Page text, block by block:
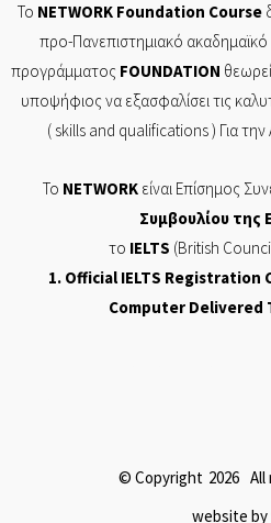
Το NETWORK Foundation Course
προ-Πανεπιστημιακό
προγράμματος FOUNDATION
υποψήφιος να εξασφαλίσει τις
( skills and qualifications) Για
Το NETWORK είναι Επίσημος
Συμβουλίου της
το IELTS (British
1. Official IELTS Registration
Computer Delivered
© Copyright 2026 All
website by